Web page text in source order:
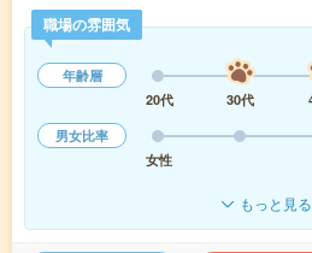
職場の雰囲気
年齢層
20代
30代
男女比率
女性
もっと見る